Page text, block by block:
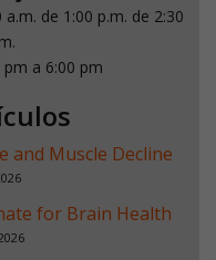
a.m. de 1:00 p.m. de 2:30
pm a 6:00 pm
and Muscle Decline
for Brain Health